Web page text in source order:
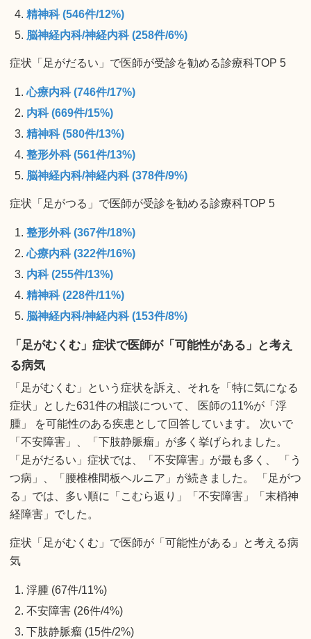
精神科 (546件/12%)
脳神経内科/神経内科 (258件/6%)
症状「足がだるい」で医師が受診を勧める診療科TOP 5
心療内科 (746件/17%)
内科 (669件/15%)
精神科 (580件/13%)
整形外科 (561件/13%)
脳神経内科/神経内科 (378件/9%)
症状「足がつる」で医師が受診を勧める診療科TOP 5
整形外科 (367件/18%)
心療内科 (322件/16%)
内科 (255件/13%)
精神科 (228件/11%)
脳神経内科/神経内科 (153件/8%)
「足がむくむ」症状で医師が「可能性がある」と考え
る病気
「足がむくむ」という症状を訴え、それを「特に気になる
症状」とした631件の相談について、 医師の11%が「浮
腫」 を可能性のある疾患として回答しています。 次いで
「不安障害」、「下肢静脈瘤」が多く挙げられました。
「足がだるい」症状では、「不安障害」が最も多く、 「う
つ病」、「腰椎椎間板ヘルニア」が続きました。 「足がつ
る」では、多い順に「こむら返り」「不安障害」「末梢神
経障害」でした。
症状「足がむくむ」で医師が「可能性がある」と考える病
気
浮腫 (67件/11%)
不安障害 (26件/4%)
下肢静脈瘤 (15件/2%)